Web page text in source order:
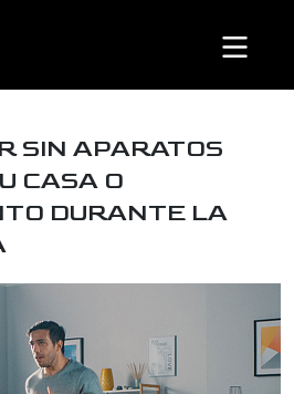
SIN APARATOS
CASA O
DURANTE LA